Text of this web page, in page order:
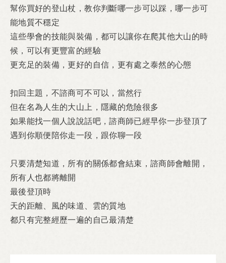
幫你買好的登山杖，教你判斷哪一步可以踩，哪一步可
能地質不穩定
這些學會的技能與裝備， 都可以讓你在爬其他大山的時
候， 可以有更豐富的經驗
更充足的裝備，更好的自信， 更有處之泰然的心態
扣回主題， 不諮商可不可以， 當然行
但在名為人生的大山上， 隱藏的危險很多
如果能找一個人說說話吧，諮商師已經早你一步登頂了
遇到你順便陪你走一段，跟你聊一段
只要清楚知道，所有的關係都會結束，諮商師會離開，
所有人也都將離開
最後登頂時
天的距離、風的味道、雲的質地
都只有完整經歷一遍的自己最清楚